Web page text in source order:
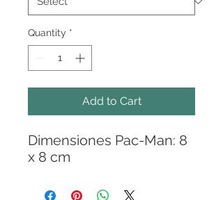
Quantity *
Add to Cart
Dimensiones Pac-Man: 8
x 8 cm